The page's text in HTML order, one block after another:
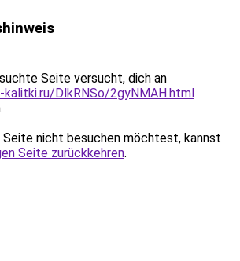
Seite versucht, dich an
DlkRNSo/2gyNMAH.html
Seite nicht besuchen möchtest, kannst
Seite zurückkehren.